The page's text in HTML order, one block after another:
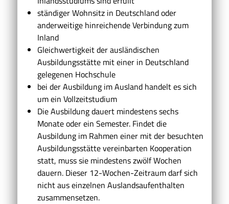
ständiger Wohnsitz in Deutschland oder
anderweitige hinreichende Verbindung zum
Inland
Gleichwertigkeit der ausländischen
Ausbildungsstätte mit einer in Deutschland
gelegenen Hochschule
bei der Ausbildung im Ausland handelt es sich
um ein Vollzeitstudium
Die Ausbildung dauert mindestens sechs
Monate oder ein Semester. Findet die
Ausbildung im Rahmen einer mit der besuchten
Ausbildungsstätte vereinbarten Kooperation
statt, muss sie mindestens zwölf Wochen
dauern. Dieser 12-Wochen-Zeitraumdarfsich
nicht aus einzelnen Auslandsaufenthalten
zusammensetzen.